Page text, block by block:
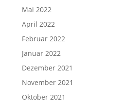
Mai 2022
April 2022
Februar 2022
Januar 2022
Dezember 2021
November 2021
Oktober 2021